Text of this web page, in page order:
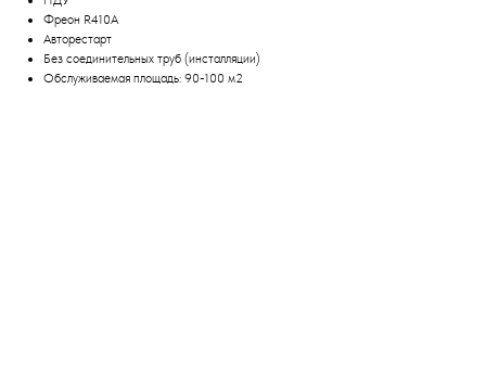
Фреон R410А
Авторестарт
Без соединительных труб (инсталляции)
Обслуживаемая площадь: 90-100 м2